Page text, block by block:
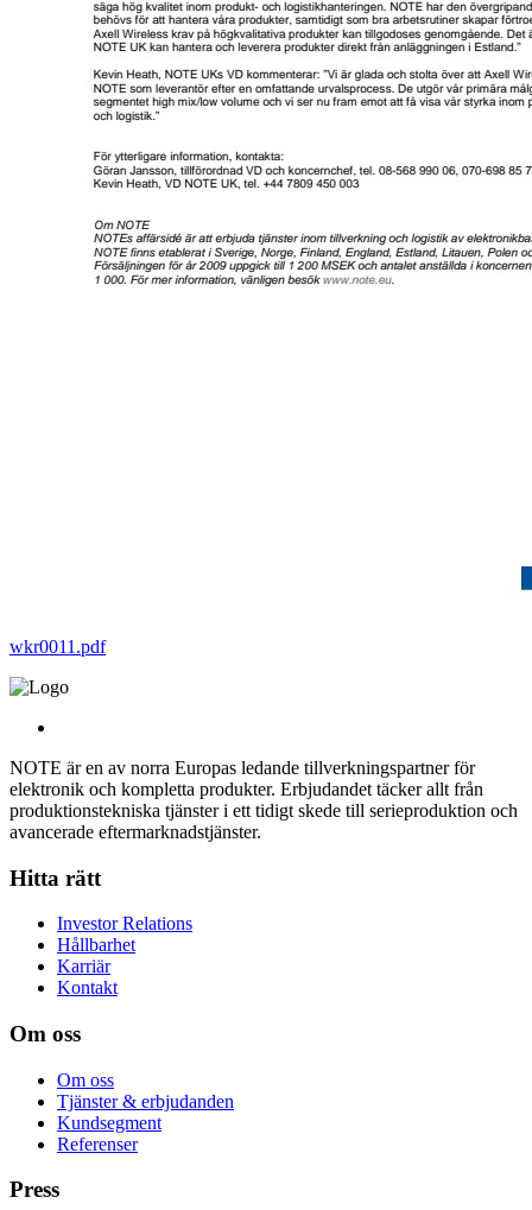
wkr0011.pdf
NOTE är en av norra Europas ledande tillverkningspartner för
elektronik och kompletta produkter. Erbjudandet täcker allt från
produktionstekniska tjänster i ett tidigt skede till serieproduktion och
avancerade eftermarknadstjänster.
Hitta rätt
Investor Relations
Hållbarhet
Karriär
Kontakt
Om oss
Om oss
Tjänster & erbjudanden
Kundsegment
Referenser
Press